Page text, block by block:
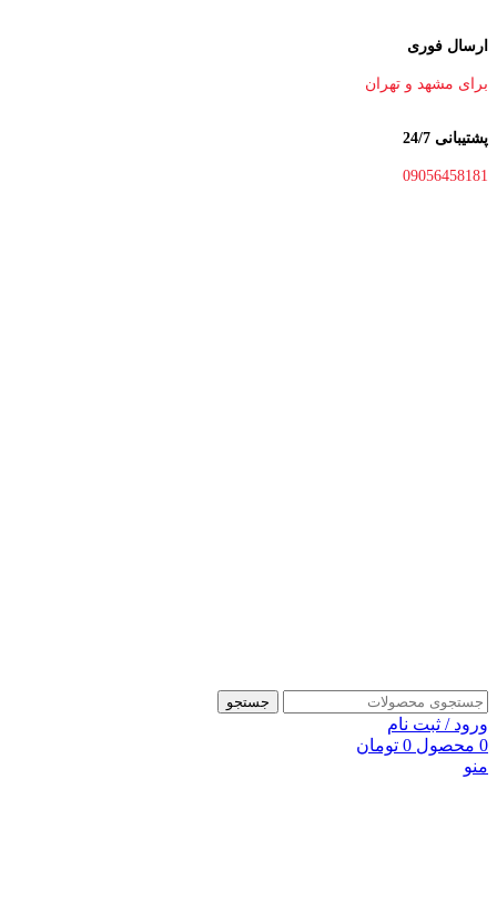
ارسال فوری
برای مشهد و تهران
پشتیبانی 24/7
09056458181
جستجو
ورود / ثبت نام
0 محصول 0 تومان
منو